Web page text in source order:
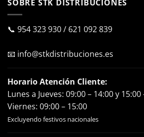
SOBRE STK DISTRIBUCIONES
📞 954 323 930/ 621 092 839
📧 info@stkdistribuciones.es
Horario Atención Cliente:
Lunes a Jueves: 09:00 – 14:00 y 15:00
Viernes: 09:00 – 15:00
Excluyendo festivos nacionales